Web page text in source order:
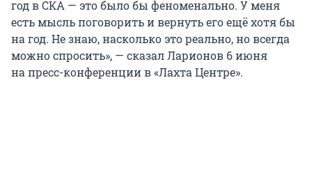
год в СКА — это было бы феноменально. У меня
есть мысль поговорить и вернуть его ещё хотя бы
на год. Не знаю, насколько это реально, но всегда
можно спросить», — сказал Ларионов 6 июня
на пресс-конференции в «Лахта Центре».